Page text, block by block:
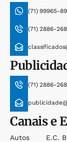
(71) 99965-
(71) 2886-
(71) 2886-
Canais e
Autos
E.c.